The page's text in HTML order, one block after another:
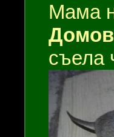
Мама
съела